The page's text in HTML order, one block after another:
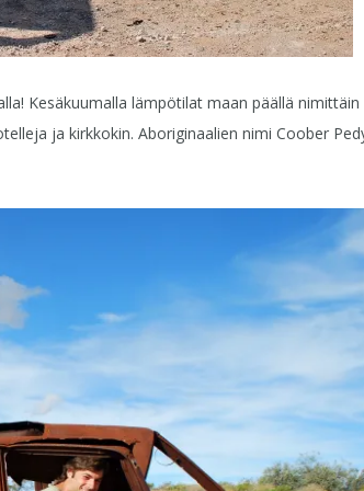
Kesäkuumalla lämpötilat maan päällä nimittäin
ja kirkkokin. Aboriginaalien nimi Coober